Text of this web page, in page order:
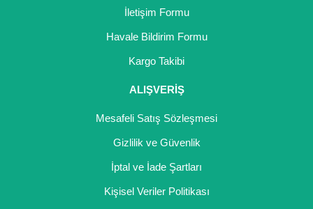
İletişim Formu
Havale Bildirim Formu
Kargo Takibi
ALIŞVERİŞ
Mesafeli Satış Sözleşmesi
Gizlilik ve Güvenlik
İptal ve İade Şartları
Kişisel Veriler Politikası